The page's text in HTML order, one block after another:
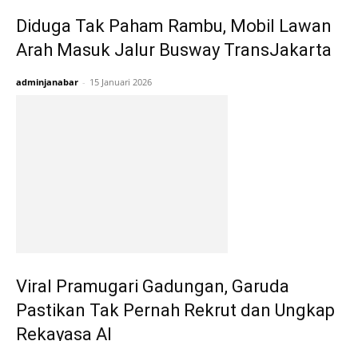
Diduga Tak Paham Rambu, Mobil Lawan
Arah Masuk Jalur Busway TransJakarta
adminjanabar - 15 Januari 2026
Viral Pramugari Gadungan, Garuda
Pastikan Tak Pernah Rekrut dan Ungkap
Rekayasa AI